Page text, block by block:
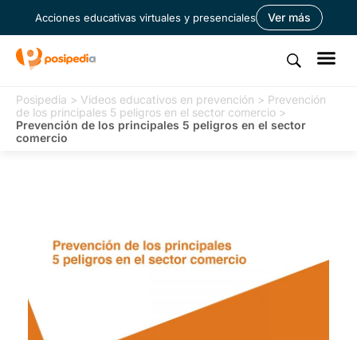
Acciones educativas virtuales y presenciales Ver más
Posipedia > Videos educativos en prevención > Prevención
de los principales 5 peligros en el sector comercio >
Prevención de los principales 5 peligros en el sector
comercio